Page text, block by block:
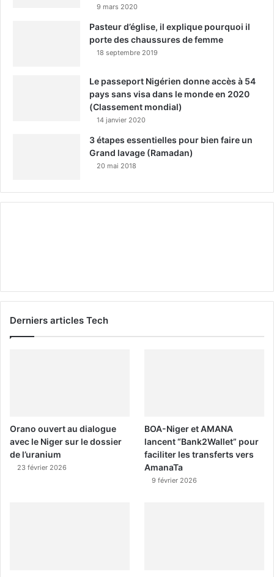
9 mars 2020
Pasteur d’église, il explique pourquoi il
porte des chaussures de femme
18 septembre 2019
Le passeport Nigérien donne accès à 54
pays sans visa dans le monde en 2020
(Classement mondial)
14 janvier 2020
3 étapes essentielles pour bien faire un
Grand lavage (Ramadan)
20 mai 2018
Derniers articles Tech
Orano ouvert au dialogue
avec le Niger sur le dossier
de l’uranium
23 février 2026
BOA-Niger et AMANA
lancent “Bank2Wallet” pour
faciliter les transferts vers
AmanaTa
9 février 2026